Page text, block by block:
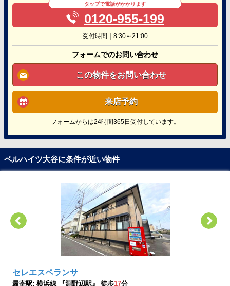
タップで電話がかかります
0120-955-199
受付時間｜8:30～21:00
フォームでのお問い合わせ
この物件をお問い合わせ
来店予約
フォームからは24時間365日受付しています。
ベルハイツ大谷に条件が近い物件
セレエスペランサ
最寄駅: 横浜線 『淵野辺駅』 徒歩17分